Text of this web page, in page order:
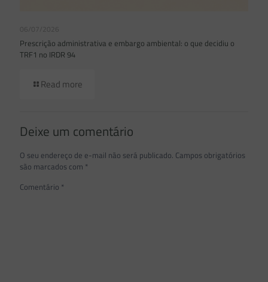
06/07/2026
Prescrição administrativa e embargo ambiental: o que decidiu o
TRF1 no IRDR 94
Read more
Deixe um comentário
O seu endereço de e-mail não será publicado. Campos obrigatórios
são marcados com *
Comentário *